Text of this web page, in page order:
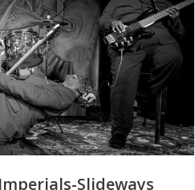
Slideways